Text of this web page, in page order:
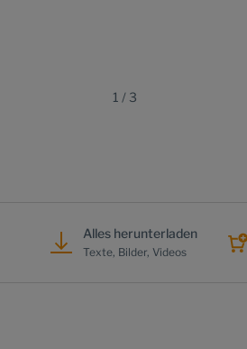
1 / 3
Alles herunterladen
Texte, Bilder, Videos